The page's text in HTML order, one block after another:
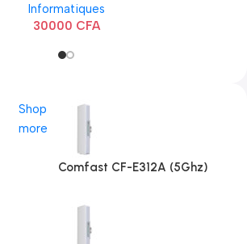
Informatiques
30000 CFA
Shop
more
Comfast CF-E312A (5Ghz)